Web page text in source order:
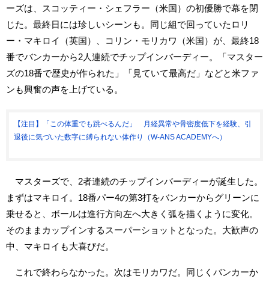
ーズは、スコッティー・シェフラー（米国）の初優勝で幕を閉
じた。最終日には珍しいシーンも。同じ組で回っていたロリ
ー・マキロイ（英国）、コリン・モリカワ（米国）が、最終18
番でバンカーから2人連続でチップインバーディー。「マスター
ズの18番で歴史が作られた」「見ていて最高だ」などと米ファ
ンも興奮の声を上げている。
【注目】「この体重でも跳べるんだ」 月経異常や骨密度低下を経験、引
退後に気づいた数字に縛られない体作り（W-ANS ACADEMYへ）
マスターズで、2者連続のチップインバーディーが誕生した。
まずはマキロイ。18番パー4の第3打をバンカーからグリーンに
乗せると、ボールは進行方向左へ大きく弧を描くように変化。
そのままカップインするスーパーショットとなった。大歓声の
中、マキロイも大喜びだ。
これで終わらなかった。次はモリカワだ。同じくバンカーか